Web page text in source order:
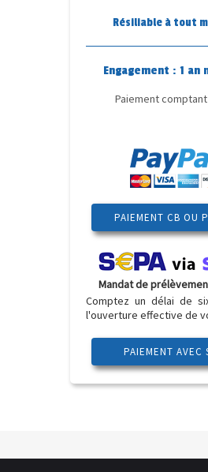
Résiliable à tout
Engagement : 1 an
Paiement comptant
PAIEMENT CB OU
Mandat de
Comptez un délai de
l'ouverture effective de
PAIEMENT AVEC